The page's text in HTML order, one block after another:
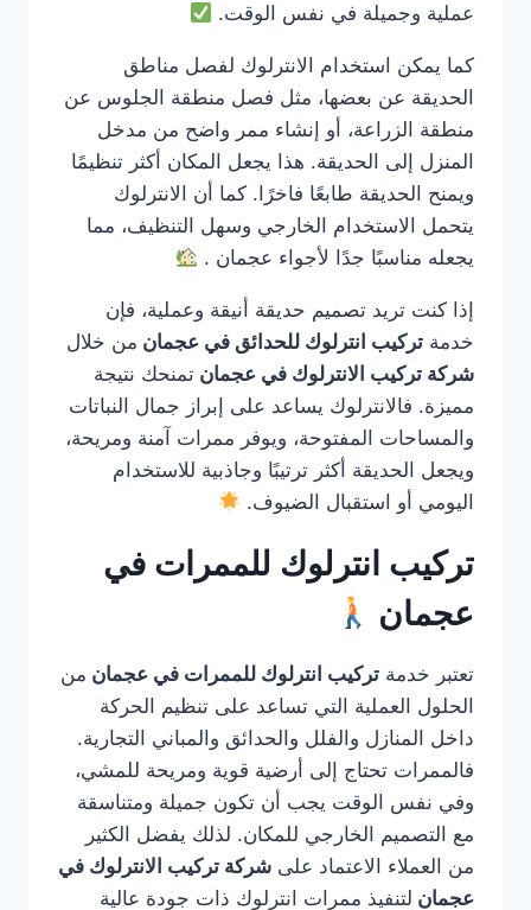
عملية وجميلة في نفس الوقت.
كما يمكن استخدام الانترلوك لفصل مناطق
الحديقة عن بعضها، مثل فصل منطقة الجلوس عن
منطقة الزراعة، أو إنشاء ممر واضح من مدخل
المنزل إلى الحديقة. هذا يجعل المكان أكثر تنظيمًا
ويمنح الحديقة طابعًا فاخرًا. كما أن الانترلوك
يتحمل الاستخدام الخارجي وسهل التنظيف، مما
يجعله مناسبًا جدًا لأجواء عجمان .
إذا كنت تريد تصميم حديقة أنيقة وعملية، فإن
خدمة تركيب انترلوك للحدائق في عجمان من خلال
شركة تركيب الانترلوك في عجمان تمنحك نتيجة
مميزة. فالانترلوك يساعد على إبراز جمال النباتات
والمساحات المفتوحة، ويوفر ممرات آمنة ومريحة،
ويجعل الحديقة أكثر ترتيبًا وجاذبية للاستخدام
اليومي أو استقبال الضيوف.
تركيب انترلوك للممرات في
عجمان
تعتبر خدمة تركيب انترلوك للممرات في عجمان من
الحلول العملية التي تساعد على تنظيم الحركة
داخل المنازل والفلل والحدائق والمباني التجارية.
فالممرات تحتاج إلى أرضية قوية ومريحة للمشي،
وفي نفس الوقت يجب أن تكون جميلة ومتناسقة
مع التصميم الخارجي للمكان. لذلك يفضل الكثير
من العملاء الاعتماد على شركة تركيب الانترلوك في
عجمان لتنفيذ ممرات انترلوك ذات جودة عالية